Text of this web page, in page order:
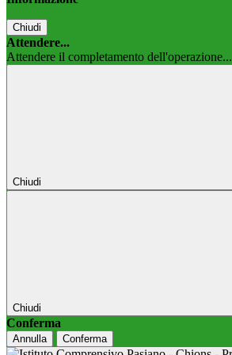
Chiudi
Attendere...
Attendere il completamento dell'operazione...
Chiudi
Chiudi
Conferma
Annulla Conferma